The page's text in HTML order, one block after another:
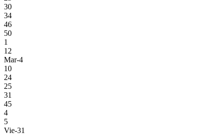
30
34
46
50
1
12
Mar-4
10
24
25
31
45
4
5
Vie-31